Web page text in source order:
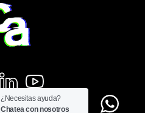
¿Necesitas ayuda?
Chatea con nosotros